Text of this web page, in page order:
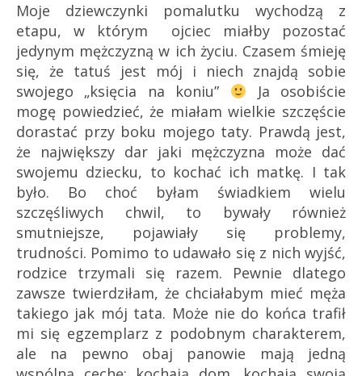
Moje dziewczynki pomalutku wychodzą z
etapu, w którym ojciec miałby pozostać
jedynym mężczyzną w ich życiu. Czasem śmieję
się, że tatuś jest mój i niech znajdą sobie
swojego „księcia na koniu”
Ja osobiście
mogę powiedzieć, że miałam wielkie szczęście
dorastać przy boku mojego taty. Prawdą jest,
że największy dar jaki mężczyzna może dać
swojemu dziecku, to kochać ich matkę. I tak
było. Bo choć byłam świadkiem wielu
szczęśliwych chwil, to bywały również
smutniejsze, pojawiały się problemy,
trudności. Pomimo to udawało się z nich wyjść,
rodzice trzymali się razem. Pewnie dlatego
zawsze twierdziłam, że chciałabym mieć męża
takiego jak mój tata. Może nie do końca trafił
mi się egzemplarz z podobnym charakterem,
ale na pewno obaj panowie mają jedną